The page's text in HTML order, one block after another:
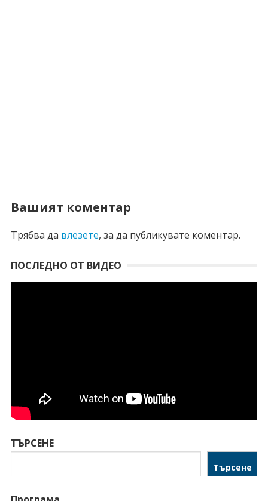
Вашият коментар
Трябва да влезете, за да публикувате коментар.
ПОСЛЕДНО ОТ ВИДЕО
ТЪРСЕНЕ
Търсене